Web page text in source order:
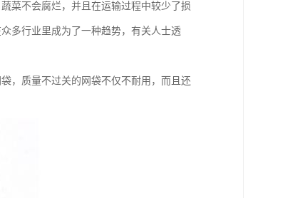
菜不会腐烂，并且在运输过程中较少了损
多行业里成为了一种趋势，有关人士透
，质量不过关的网袋不仅不耐用，而且还